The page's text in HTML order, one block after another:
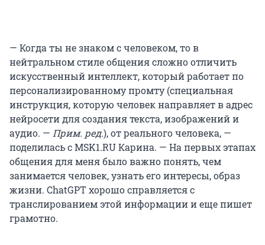
— Когда ты не знаком с человеком, то в
нейтральном стиле общения сложно отличить
искусственный интеллект, который работает по
персонализированному промту (специальная
инструкция, которую человек направляет в адрес
нейросети для создания текста, изображений и
аудио. — Прим. ред.), от реального человека, —
поделилась с MSK1.RU Карина. — На первых этапах
общения для меня было важно понять, чем
занимается человек, узнать его интересы, образ
жизни. ChatGPT хорошо справляется с
транслированием этой информации и еще пишет
грамотно.